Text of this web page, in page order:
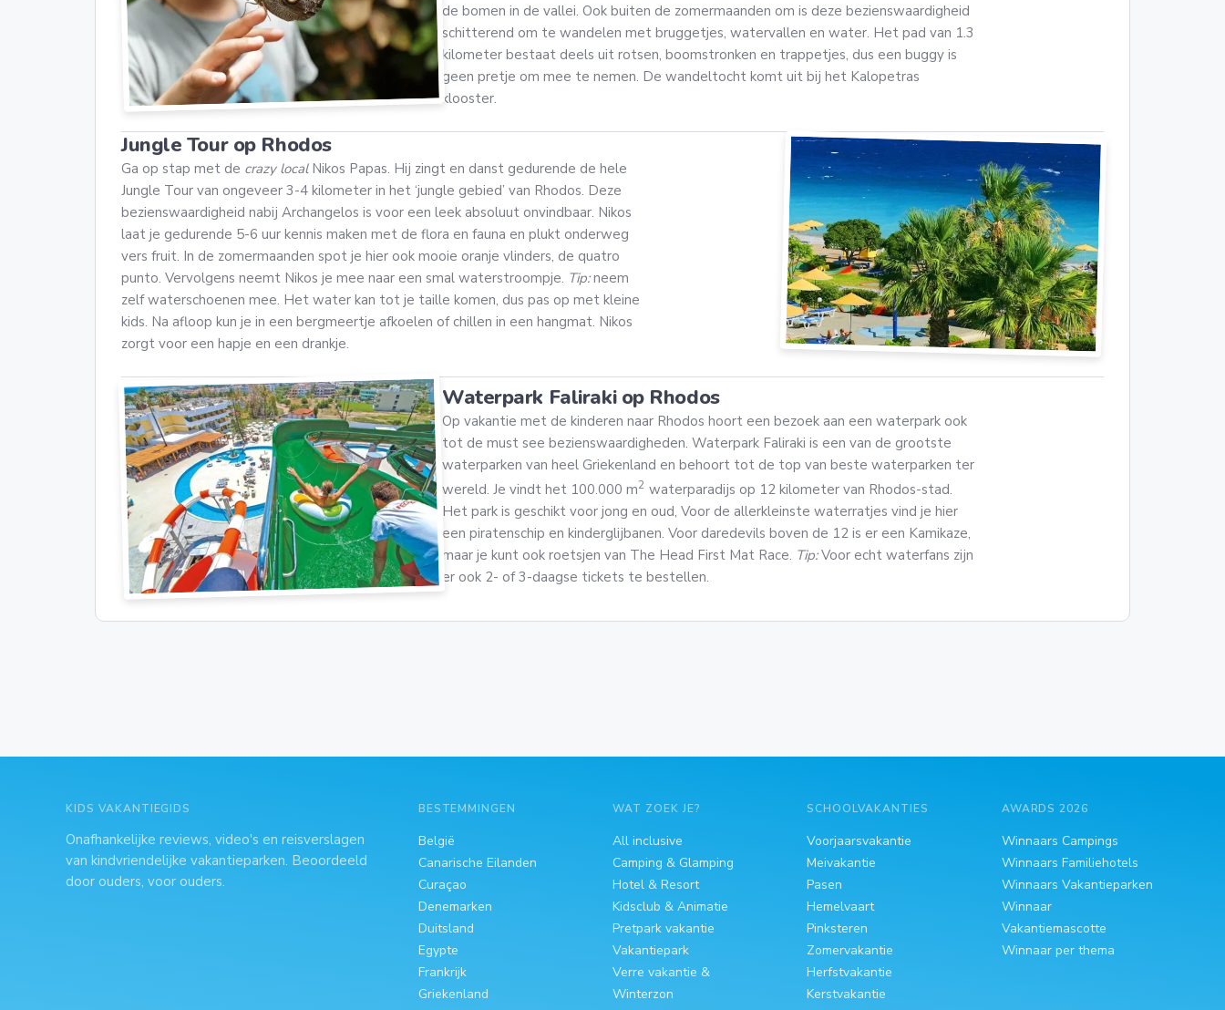
de bomen in de vallei. Ook buiten de zomermaanden om is deze bezienswaardigheid
schitterend om te wandelen met bruggetjes, watervallen en water. Het pad van 1.3
kilometer bestaat deels uit rotsen, boomstronken en trappetjes, dus een buggy is
geen pretje om mee te nemen. De wandeltocht komt uit bij het Kalopetras
klooster.
Jungle Tour op Rhodos
Ga op stap met de crazy localNikos Papas. Hij zingt en danst gedurende de hele
Jungle Tour van ongeveer 3-4 kilometer in het ‘jungle gebied’ van Rhodos. Deze
bezienswaardigheid nabij Archangelos is voor een leek absoluut onvindbaar. Nikos
laat je gedurende 5-6 uur kennis maken met de flora en fauna en plukt onderweg
vers fruit. In de zomermaanden spot je hier ook mooie oranje vlinders, de quatro
punto. Vervolgens neemt Nikos je mee naar een smal waterstroompje. Tip:neem
zelf waterschoenen mee. Het water kan tot je taille komen, dus pas op met kleine
kids. Na afloop kun je in een bergmeertje afkoelen of chillen in een hangmat. Nikos
zorgt voor een hapje en een drankje.
Waterpark Faliraki op Rhodos
Op vakantie met de kinderen naar Rhodos hoort een bezoek aan een waterpark ook
tot de must see bezienswaardigheden. Waterpark Faliraki is een van de grootste
waterparken van heel Griekenland en behoort tot de top van beste waterparken ter
wereld. Je vindt het 100.000 m2 waterparadijs op 12 kilometer van Rhodos-stad.
Het park is geschikt voor jong en oud, Voor de allerkleinste waterratjes vind je hier
een piratenschip en kinderglijbanen. Voor daredevils boven de 12 is er een Kamikaze,
maar je kunt ook roetsjen van The Head First Mat Race. Tip:Voor echt waterfans zijn
er ook 2- of 3-daagse tickets te bestellen.
KIDS VAKANTIEGIDS
Onafhankelijke reviews, video's en reisverslagen
van kindvriendelijke vakantieparken. Beoordeeld
door ouders, voor ouders.
BESTEMMINGEN
België
Canarische Eilanden
Curaçao
Denemarken
Duitsland
Egypte
Frankrijk
Griekenland
WAT ZOEK JE?
All inclusive
Camping & Glamping
Hotel & Resort
Kidsclub & Animatie
Pretpark vakantie
Vakantiepark
Verre vakantie &
Winterzon
SCHOOLVAKANTIES
Voorjaarsvakantie
Meivakantie
Pasen
Hemelvaart
Pinksteren
Zomervakantie
Herfstvakantie
Kerstvakantie
AWARDS 2026
Winnaars Campings
Winnaars Familiehotels
Winnaars Vakantieparken
Winnaar
Vakantiemascotte
Winnaar per thema